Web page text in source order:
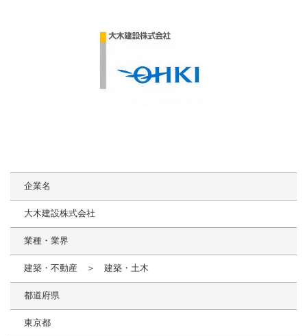
企業名
大木建設株式会社
業種・業界
建築・不動産 ＞ 建築・土木
都道府県
東京都